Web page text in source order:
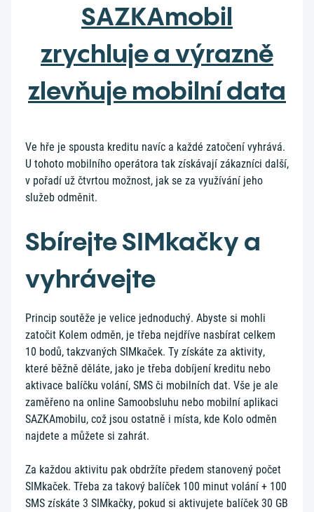
SAZKAmobil
zrychluje a výrazně
zlevňuje mobilní data
Ve hře je spousta kreditu navíc a každé zatočení vyhrává.
U tohoto mobilního operátora tak získávají zákazníci další,
v pořadí už čtvrtou možnost, jak se za využívání jeho
služeb odměnit.
Sbírejte SIMkačky a
vyhrávejte
Princip soutěže je velice jednoduchý. Abyste si mohli
zatočit Kolem odměn, je třeba nejdříve nasbírat celkem
10 bodů, takzvaných SIMkaček. Ty získáte za aktivity,
které běžně děláte, jako je třeba dobíjení kreditu nebo
aktivace balíčku volání, SMS či mobilních dat. Vše je ale
zaměřeno na online Samoobsluhu nebo mobilní aplikaci
SAZKAmobilu, což jsou ostatně i místa, kde Kolo odměn
najdete a můžete si zahrát.
Za každou aktivitu pak obdržíte předem stanovený počet
SIMkaček. Třeba za takový balíček 100 minut volání + 100
SMS získáte 3 SIMkačky, pokud si aktivujete balíček 30 GB